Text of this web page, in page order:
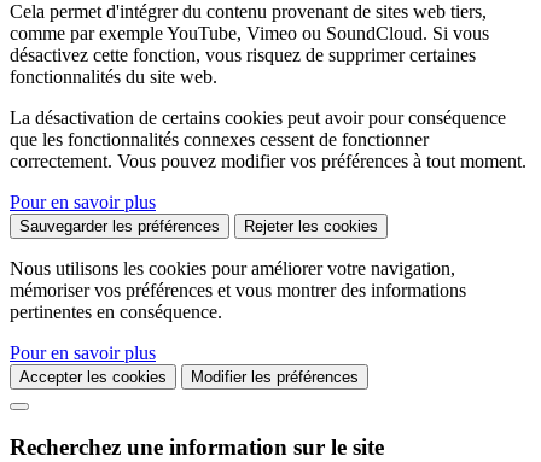
Cela permet d'intégrer du contenu provenant de sites web tiers,
comme par exemple YouTube, Vimeo ou SoundCloud. Si vous
désactivez cette fonction, vous risquez de supprimer certaines
fonctionnalités du site web.
La désactivation de certains cookies peut avoir pour conséquence
que les fonctionnalités connexes cessent de fonctionner
correctement. Vous pouvez modifier vos préférences à tout moment.
Pour en savoir plus
Sauvegarder les préférences Rejeter les cookies
Nous utilisons les cookies pour améliorer votre navigation,
mémoriser vos préférences et vous montrer des informations
pertinentes en conséquence.
Pour en savoir plus
Accepter les cookies Modifier les préférences
Recherchez une information sur le site